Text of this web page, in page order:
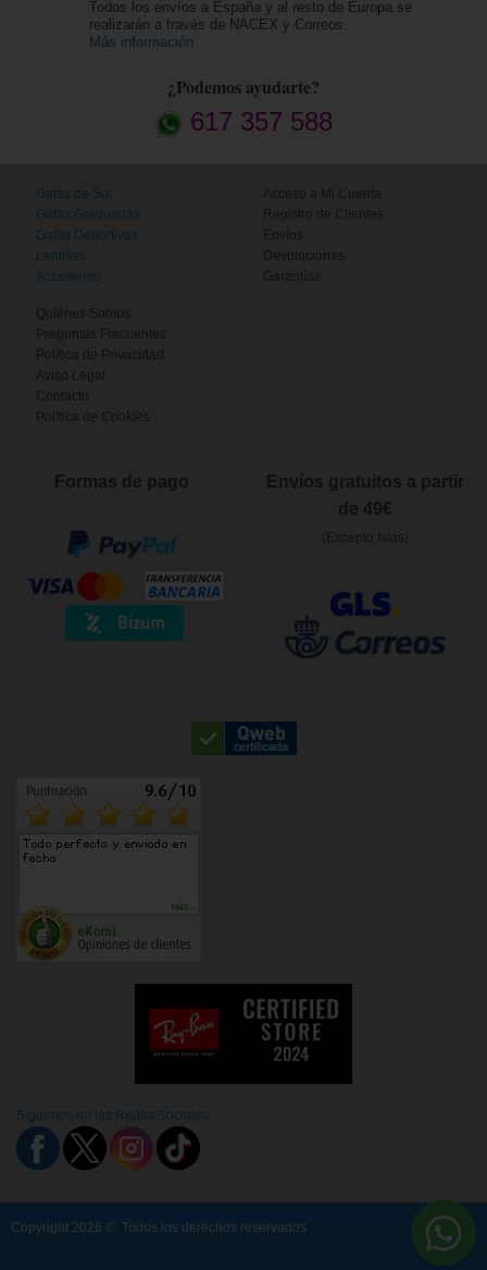
Todos los envíos a España y al resto de Europa se
realizarán a través de NACEX y Correos.
Más información
¿Podemos ayudarte?
617 357 588
Gafas de Sol
Gafas Graduadas
Gafas Deportivas
Lentillas
Accesorios
Acceso a Mi Cuenta
Registro de Clientes
Envíos
Devoluciones
Garantías
Quiénes Somos
Preguntas Frecuentes
Política de Privacidad
Aviso Legal
Contacto
Política de Cookies
Formas de pago
Envíos gratuitos a partir
de 49€
(Excepto Islas)
Síguenos en las Redes Sociales
Copyright 2026 ©. Todos los derechos reservados